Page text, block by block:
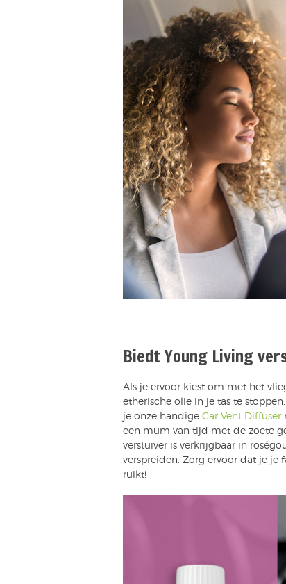
Biedt Young Living
Als je ervoor kiest om met het
etherische olie in je tas te
je onze handige Car Vent Diffuser
een mum van tijd met de zoete
verstuiver is verkrijgbaar in
verspreiden. Zorg ervoor dat je
ruikt!